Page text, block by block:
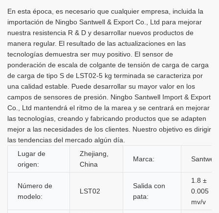
En esta época, es necesario que cualquier empresa, incluida la
importación de Ningbo Santwell & Export Co., Ltd para mejorar
nuestra resistencia R & D y desarrollar nuevos productos de
manera regular. El resultado de las actualizaciones en las
tecnologías demuestra ser muy positivo. El sensor de
ponderación de escala de colgante de tensión de carga de carga
de carga de tipo S de LST02-5 kg terminada se caracteriza por
una calidad estable. Puede desarrollar su mayor valor en los
campos de sensores de presión. Ningbo Santwell Import & Export
Co., Ltd mantendrá el ritmo de la marea y se centrará en mejorar
las tecnologías, creando y fabricando productos que se adapten
mejor a las necesidades de los clientes. Nuestro objetivo es dirigir
las tendencias del mercado algún día.
Lugar de
origen:
Zhejiang,
China
Marca: Santwell
Número de
modelo:
LST02
Salida con
pata:
1.8 ±
0.005
mv/v